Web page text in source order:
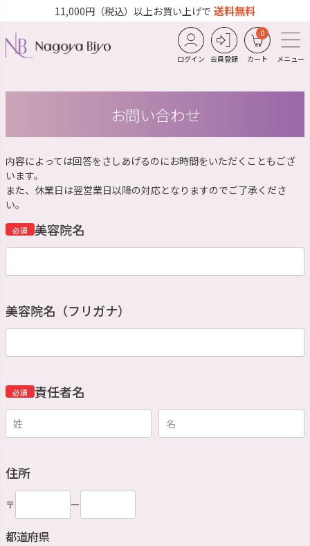
11,000円（税込）以上お買い上げで 送料無料
ログイン 会員登録 カート
0
メニュー
お問い合わせ
内容によっては回答をさしあげるのにお時間をいただくこともござ
います。
また、休業日は翌営業日以降の対応となりますのでご了承くださ
い。
必須 美容院名
美容院名（フリガナ）
必須 責任者名
住所
〒 ー
都道府県